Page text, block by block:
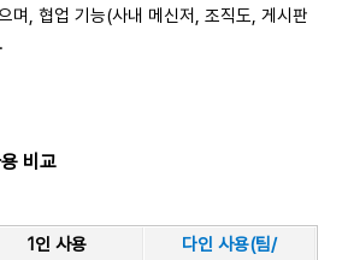
며, 협업 기능(사내 메신저, 조직도, 게시판
비교
1인 사용
다인 사용(팀/